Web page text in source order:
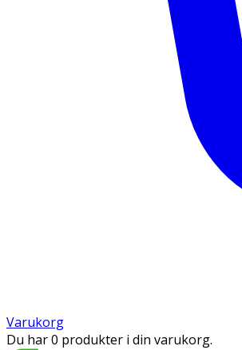
Varukorg
Du har 0 produkter i din varukorg.